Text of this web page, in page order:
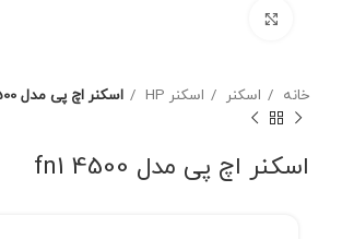
خانه اسکنر اسکنر HP اسکنر اچ پی مدل 4500 fn1
اسکنر اچ پی مدل 4500 fn1